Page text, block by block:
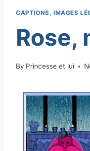
CAPTIONS, IMAGES
Rose,
By Princesse et lui